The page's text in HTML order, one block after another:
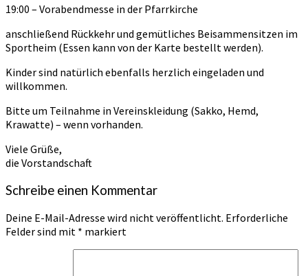
19:00 – Vorabendmesse in der Pfarrkirche
anschließend Rückkehr und gemütliches Beisammensitzen im
Sportheim (Essen kann von der Karte bestellt werden).
Kinder sind natürlich ebenfalls herzlich eingeladen und
willkommen.
Bitte um Teilnahme in Vereinskleidung (Sakko, Hemd,
Krawatte) – wenn vorhanden.
Viele Grüße,
die Vorstandschaft
Schreibe einen Kommentar
Deine E-Mail-Adresse wird nicht veröffentlicht. Erforderliche
Felder sind mit * markiert